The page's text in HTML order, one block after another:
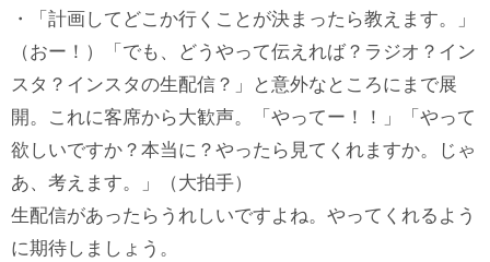
・「計画してどこか行くことが決まったら教えます。」
（おー！）「でも、どうやって伝えれば？ラジオ？イン
スタ？インスタの生配信？」と意外なところにまで展
開。これに客席から大歓声。「やってー！！」「やって
欲しいですか？本当に？やったら見てくれますか。じゃ
あ、考えます。」（大拍手）
生配信があったらうれしいですよね。やってくれるよう
に期待しましょう。